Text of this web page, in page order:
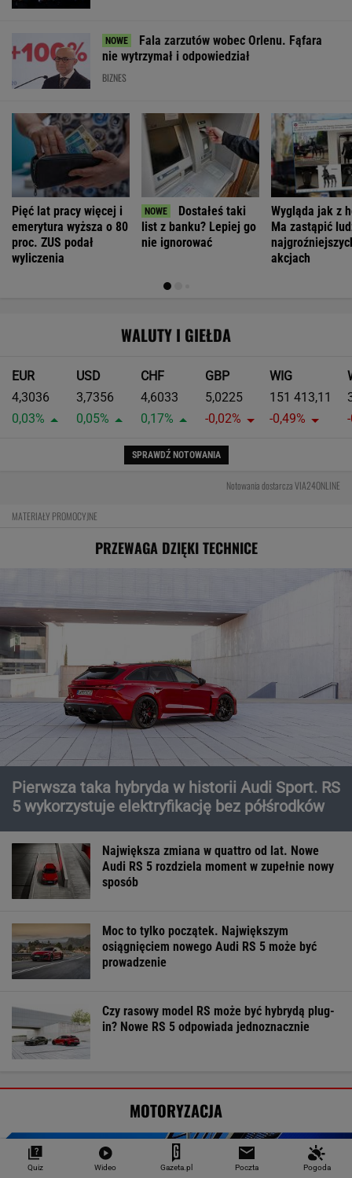
Fala zarzutów wobec Orlenu. Fąfara
nie wytrzymał i odpowiedział
BIZNES
Pięć lat pracy więcej i
emerytura wyższa o 80
proc. ZUS podał
wyliczenia
Dostałeś taki
list z banku? Lepiej go
nie ignorować
Wygląda jak z
Ma zastąpić
akcjach
WALUTY I GIEŁDA
EUR
4,3036
0,03%
USD
3,7356
0,05%
CHF
4,6033
0,17%
GBP
5,0225
-0,02%
WIG
151 413,11
-0,49%
SPRAWDŹ NOTOWANIA
Notowania dostarcza VIA24ONLINE
MATERIAŁY PROMOCYJNE
PRZEWAGA DZIĘKI TECHNICE
Pierwsza taka hybryda w historii Audi Sport. RS
5 wykorzystuje elektryfikację bez półśrodków
Największa zmiana w quattro od lat. Nowe
Audi RS 5 rozdziela moment w zupełnie nowy
sposób
Moc to tylko początek. Największym
osiągnięciem nowego Audi RS 5 może być
prowadzenie
Czy rasowy model RS może być hybrydą plug-
in? Nowe RS 5 odpowiada jednoznacznie
MOTORYZACJA
Quiz Wideo Gazeta.pl Poczta Pogoda